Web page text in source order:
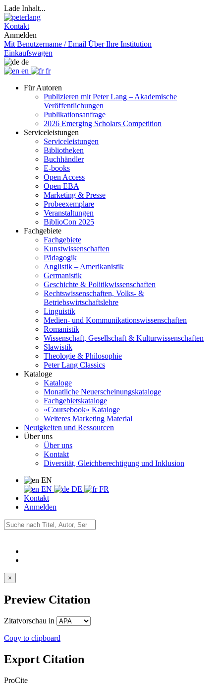
Lade Inhalt...
Kontakt
Anmelden
Mit Benutzername / Email Über Ihre Institution
Einkaufswagen
de
en
fr
Für Autoren
Publizieren mit Peter Lang – Akademische
Veröffentlichungen
Publikationsanfrage
2026 Emerging Scholars Competition
Serviceleistungen
Serviceleistungen
Bibliotheken
Buchhändler
E-books
Open Access
Open EBA
Marketing & Presse
Probeexemplare
Veranstaltungen
BiblioCon 2025
Fachgebiete
Fachgebiete
Kunstwissenschaften
Pädagogik
Anglistik – Amerikanistik
Germanistik
Geschichte & Politikwissenschaften
Rechtswissenschaften, Volks- &
Betriebswirtschaftslehre
Linguistik
Medien- und Kommunikationswissenschaften
Romanistik
Wissenschaft, Gesellschaft & Kulturwissenschaften
Slawistik
Theologie & Philosophie
Peter Lang Classics
Kataloge
Kataloge
Monatliche Neuerscheinungskataloge
Fachgebietskataloge
«Coursebook» Kataloge
Weiteres Marketing Material
Neuigkeiten und Ressourcen
Über uns
Über uns
Kontakt
Diversität, Gleichberechtigung und Inklusion
EN
EN
DE
FR
Kontakt
Anmelden
×
Preview Citation
Zitatvorschau in
Copy to clipboard
Export Citation
ProCite